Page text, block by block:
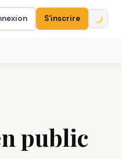
S'inscrire
public